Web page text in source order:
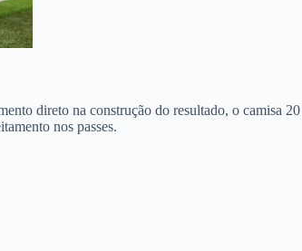
direto na construção do resultado, o camisa 20
nos passes.